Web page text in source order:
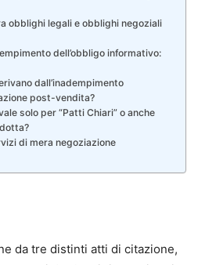
obblighi legali e obblighi negoziali
dell’obbligo informativo:
dall’inadempimento
post-vendita?
solo per “Patti Chiari” o anche
di mera negoziazione
da tre distinti atti di citazione,